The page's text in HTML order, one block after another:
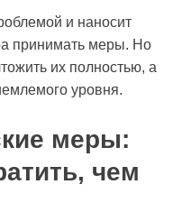
и наносит
принимать меры. Но
их полностью, а
уровня.
меры:
чем